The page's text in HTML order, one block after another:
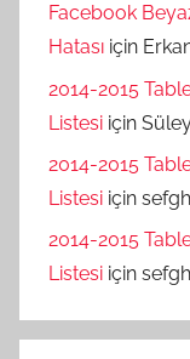
Facebook
Hatası için
2014-2015
Listesi için
2014-2015
Listesi için
2014-2015
Listesi için